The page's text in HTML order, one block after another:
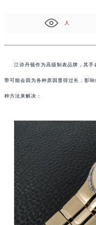
人
江诗丹顿作为高级制表品牌，其
带可能会因为各种原因显得过长，影
种方法来解决：